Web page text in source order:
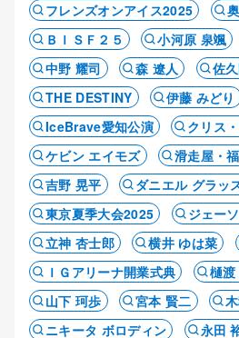
フレンズオンアイス2025
ＢＩＳＦ２５
小河原 泉颯
中野 耀司
森 遼人
佐
THE DESTINY
伊藤 みどり
IceBrave愛知公演
クリス
ケビン エイモズ
滑走屋・
吉野 晃平
ダニエル グラッ
東京夏季大会2025
ジェー
立神 杏士郎
横井 ゆは菜
ＩＧアリーナ開業式典
樋
山下 珂歩
宮本 賢二
ニキータ ボロディン
永田